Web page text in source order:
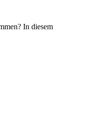
In diesem